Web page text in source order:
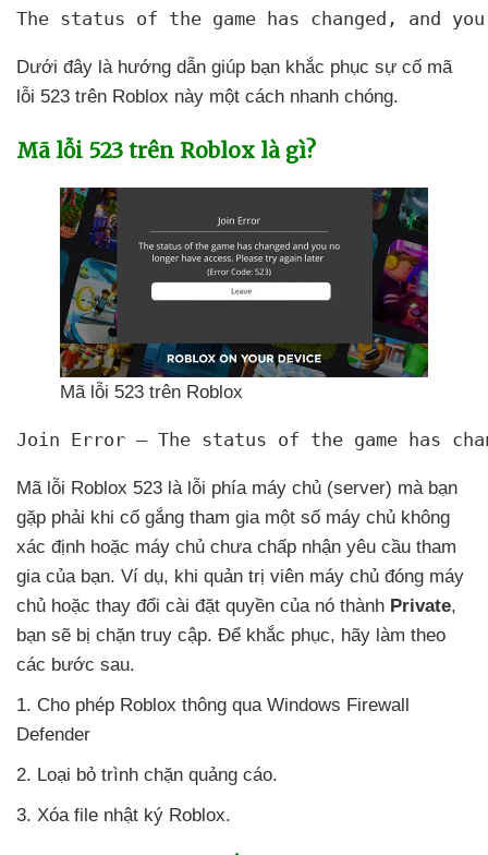
The status of the game has changed , and
Dưới đây là hướng dẫn giúp bạn khắc phục sự cố mã
lỗi 523 trên Roblox này một cách nhanh chóng.
Mã lỗi 523 trên Roblox là gì?
Mã lỗi 523 trên Roblox
Join Error – The status of the game has
Mã lỗi Roblox 523 là lỗi phía máy chủ (server) mà bạn
gặp phải khi cố gắng tham gia một số máy chủ không
xác định hoặc máy chủ chưa chấp nhận yêu cầu tham
gia của bạn. Ví dụ, khi quản trị viên máy chủ đóng máy
chủ hoặc thay đổi cài đặt quyền của nó thành Private,
bạn sẽ bị chặn truy cập. Để khắc phục, hãy làm theo
các bước sau.
1. Cho phép Roblox thông qua Windows Firewall
Defender
2. Loại bỏ trình chặn quảng cáo.
3. Xóa file nhật ký Roblox.